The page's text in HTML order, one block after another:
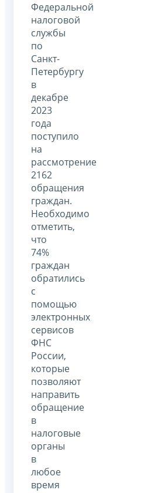
Федеральной
налоговой
службы
по
Санкт-
Петербургу
в
декабре
2023
года
поступило
на
рассмотрение
2162
обращения
граждан.
Необходимо
отметить,
что
74%
граждан
обратились
с
помощью
электронных
сервисов
ФНС
России,
которые
позволяют
направить
обращение
в
налоговые
органы
в
любое
время